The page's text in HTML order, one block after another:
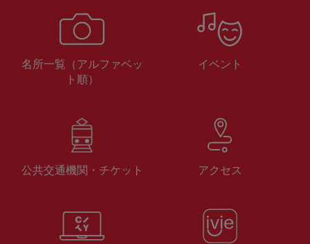
名所一覧（アルファベッ
ト順）
イベント
公共交通機関・チケット アクセス